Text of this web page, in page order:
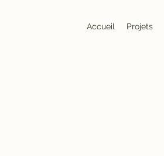
Accueil Projets